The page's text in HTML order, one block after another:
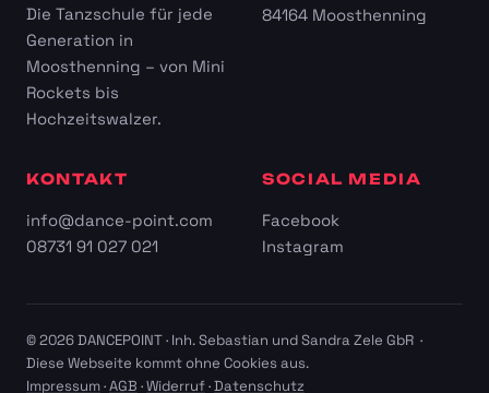
Die Tanzschule für jede
Generation in
Moosthenning – von Mini
Rockets bis
Hochzeitswalzer.
84164 Moosthenning
KONTAKT
info@dance-point.com
08731 91 027 021
SOCIAL MEDIA
Facebook
Instagram
© 2026 DANCEPOINT · Inh. Sebastian und Sandra Zele GbR ·
Diese Webseite kommt ohne Cookies aus.
Impressum·AGB ·Widerruf·Datenschutz